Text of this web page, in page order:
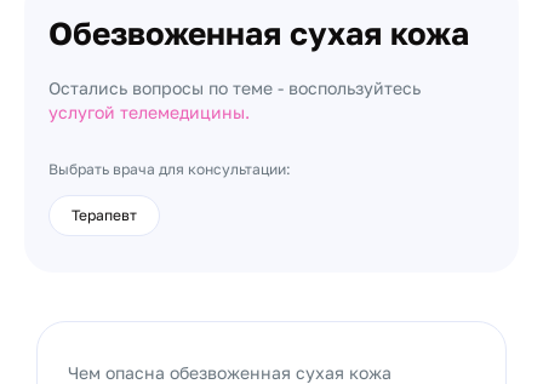
Обезвоженная сухая кожа
Остались вопросы по теме - воспользуйтесь
услугой телемедицины.
Выбрать врача для консультации:
Терапевт
Чем опасна обезвоженная сухая кожа